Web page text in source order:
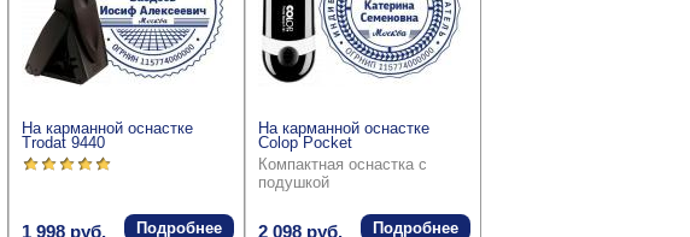
На карманной оснастке
Trodat 9440
1 998 руб. Подробнее
На карманной оснастке
Colop Pocket
Компактная оснастка с
подушкой
2 098 руб. Подробнее